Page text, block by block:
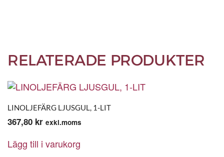
RELATERADE PRODUKTER
LINOLJEFÄRG LJUSGUL, 1-LIT
367,80 kr exkl.moms
Lägg till i varukorg